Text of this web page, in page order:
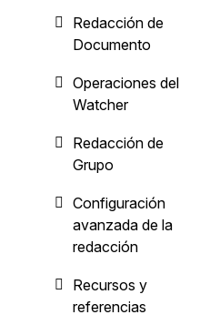
Redacción de
Documento
Operaciones del
Watcher
Redacción de
Grupo
Configuración
avanzada de la
redacción
Recursos y
referencias